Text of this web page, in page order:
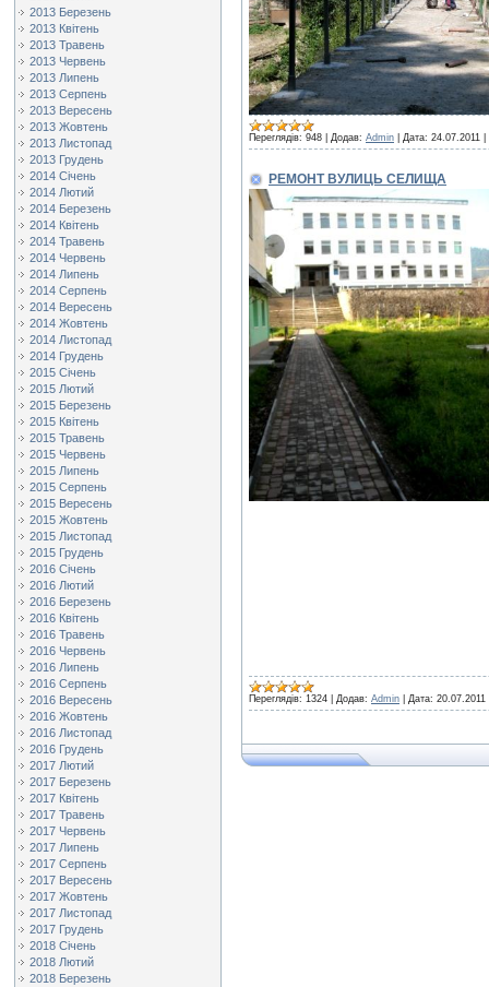
2013 Березень
2013 Квітень
2013 Травень
2013 Червень
2013 Липень
2013 Серпень
2013 Вересень
2013 Жовтень
2013 Листопад
2013 Грудень
2014 Січень
2014 Лютий
2014 Березень
2014 Квітень
2014 Травень
2014 Червень
2014 Липень
2014 Серпень
2014 Вересень
2014 Жовтень
2014 Листопад
2014 Грудень
2015 Січень
2015 Лютий
2015 Березень
2015 Квітень
2015 Травень
2015 Червень
2015 Липень
2015 Серпень
2015 Вересень
2015 Жовтень
2015 Листопад
2015 Грудень
2016 Січень
2016 Лютий
2016 Березень
2016 Квітень
2016 Травень
2016 Червень
2016 Липень
2016 Серпень
2016 Вересень
2016 Жовтень
2016 Листопад
2016 Грудень
2017 Лютий
2017 Березень
2017 Квітень
2017 Травень
2017 Червень
2017 Липень
2017 Серпень
2017 Вересень
2017 Жовтень
2017 Листопад
2017 Грудень
2018 Січень
2018 Лютий
2018 Березень
Переглядів: 948 Додав: Admin Дата: 24.07.2011
РЕМОНТ ВУЛИЦЬ СЕЛИЩА
Переглядів: 1324 Додав: Admin Дата: 20.07.2011